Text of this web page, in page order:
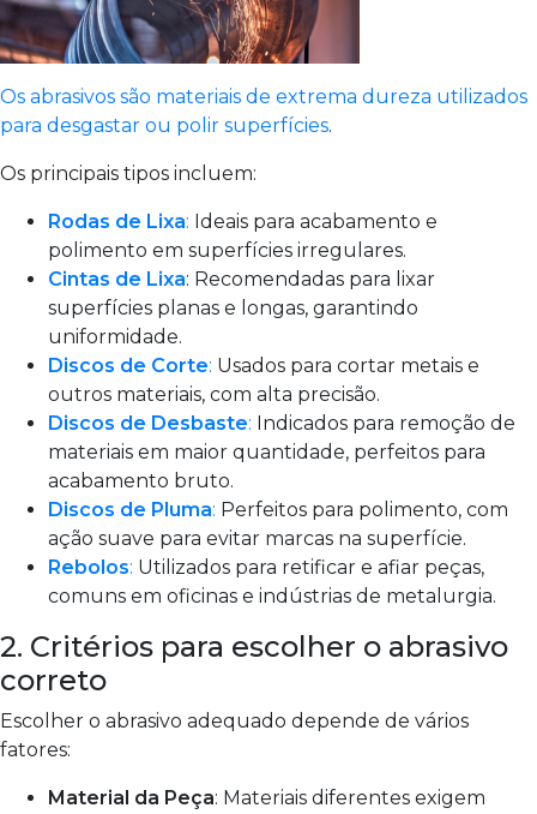
Os abrasivos são materiais de extrema dureza utilizados
para desgastar ou polir superfícies.
Os principais tipos incluem:
Rodas de Lixa: Ideais para acabamento e
polimento em superfícies irregulares.
Cintas de Lixa: Recomendadas para lixar
superfícies planas e longas, garantindo
uniformidade.
Discos de Corte: Usados para cortar metais e
outros materiais, com alta precisão.
Discos de Desbaste: Indicados para remoção de
materiais em maior quantidade, perfeitos para
acabamento bruto.
Discos de Pluma: Perfeitos para polimento, com
ação suave para evitar marcas na superfície.
Rebolos: Utilizados para retificar e afiar peças,
comuns em oficinas e indústrias de metalurgia.
2. Critérios para escolher o abrasivo
correto
Escolher o abrasivo adequado depende de vários
fatores:
Material da Peça: Materiais diferentes exigem